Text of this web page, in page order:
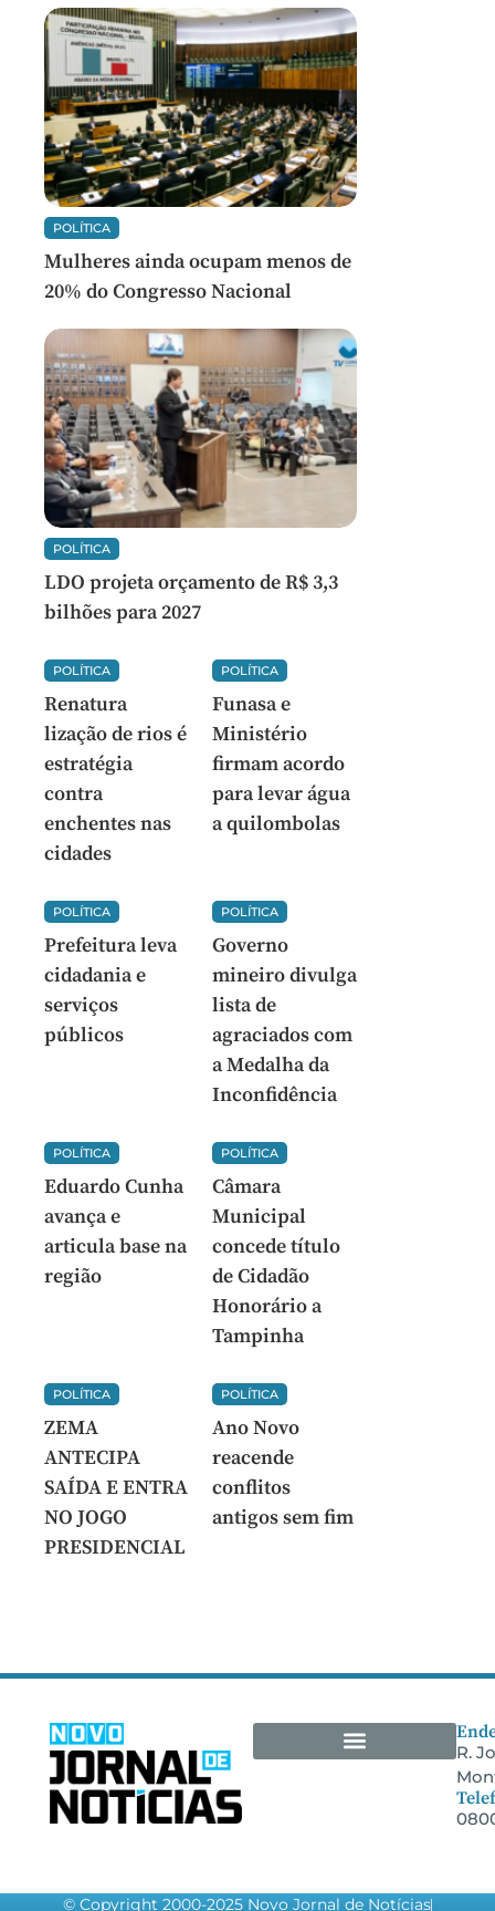
POLÍTICA
Mulheres ainda ocupam menos de
20% do Congresso Nacional
POLÍTICA
LDO projeta orçamento de R$ 3,3
bilhões para 2027
POLÍTICA
Renatura
lização de rios é
estratégia
contra
enchentes nas
cidades
POLÍTICA
Funasa e
Ministério
firmam acordo
para levar água
a quilombolas
POLÍTICA
Prefeitura leva
cidadania e
serviços
públicos
POLÍTICA
Governo
mineiro divulga
lista de
agraciados com
a Medalha da
Inconfidência
POLÍTICA
Eduardo Cunha
avança e
articula base na
região
POLÍTICA
Câmara
Municipal
concede título
de Cidadão
Honorário a
Tampinha
POLÍTICA
ZEMA
ANTECIPA
SAÍDA E ENTRA
NO JOGO
PRESIDENCIAL
POLÍTICA
Ano Novo
reacende
conflitos
antigos sem fim
R.
© Copyright 2000-2025 Novo Jornal de Notícias